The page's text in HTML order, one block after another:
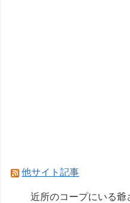
他サイト記事
近所のコープにいる